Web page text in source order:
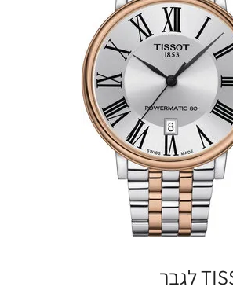
שעון טיסו TISSOT לגבר